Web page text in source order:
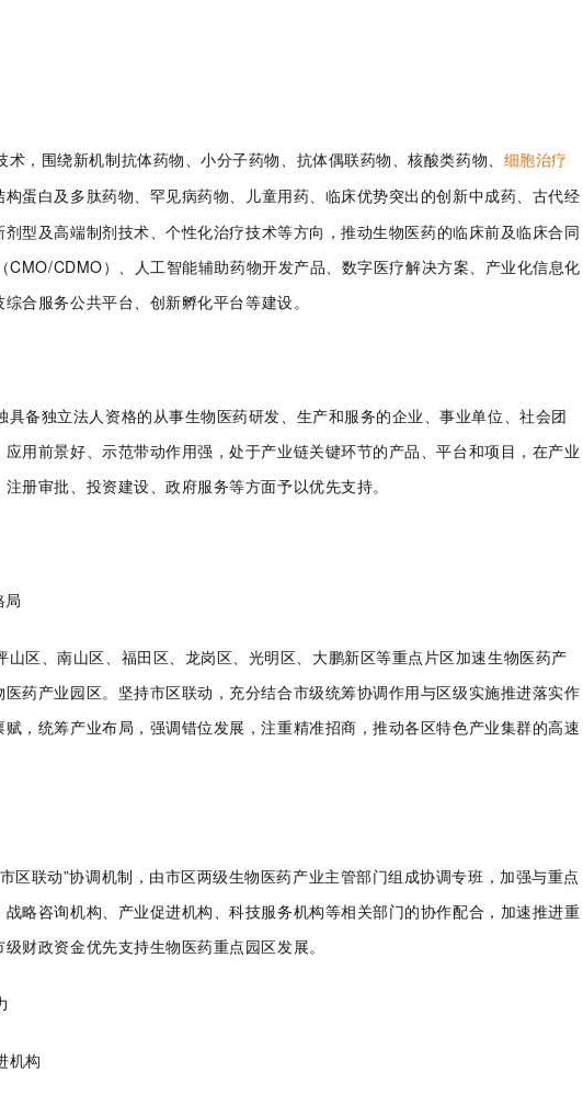
术，围绕新机制抗体药物、小分子药物、抗体偶联药物 、核酸类药物 细胞治疗
构蛋白及多肽药物、罕见病药物、儿童用药、临床优势突出的创新中成药、古代经
剂型及高端制剂技术、个性化治疗技术等方向 ，推动生物医药的临床前及临床合同
CDMO）、人工智能辅助药物开发产品、数字医疗解决方案、产业化信息化
综合服务公共平台、创新孵化平台等建设。
具备独立法人资格的从事生物医药研发、生产和服务的企业、事业单位、社会团
应用前景好、示范带动作用强，处于产业链关键环节的产品、平台和项目，在产业
册审批、投资建设、政府服务等方面予以优先支持。
局
区、南山区、福田区、龙岗区、光明区、大鹏新区等重点片区加速生物医药产
药产业园区。坚持市区联动，充分结合市级统筹协调作用与区级实施推进落实作
，统筹产业布局，强调错位发展，注重精准招商，推动各区特色产业集群的高速
区联动”协调机制，由市区两级生物医药产业主管部门组成协调专班，加强与重点
略咨询机构、产业促进机构、科技服务机构等相关部门的协作配合，加速推进重
财政资金优先支持生物医药重点园区发展。
机构